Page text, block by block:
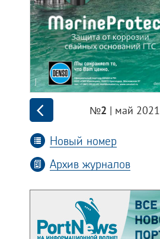
№2 | май 2021
Новый номер
Архив журналов